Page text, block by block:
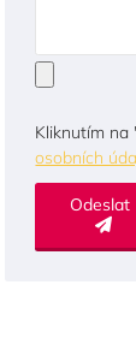
Kliknutím
osobních